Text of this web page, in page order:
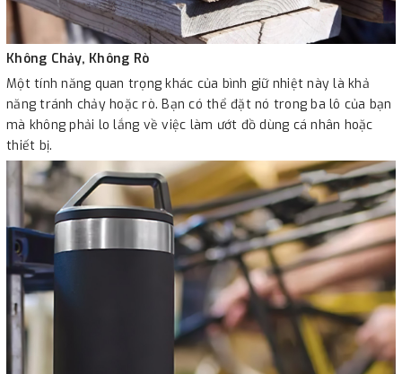
Không Chảy, Không Rò
Một tính năng quan trọng khác của bình giữ nhiệt này là khả
năng tránh chảy hoặc rò. Bạn có thể đặt nó trong ba lô của bạn
mà không phải lo lắng về việc làm ướt đồ dùng cá nhân hoặc
thiết bị.